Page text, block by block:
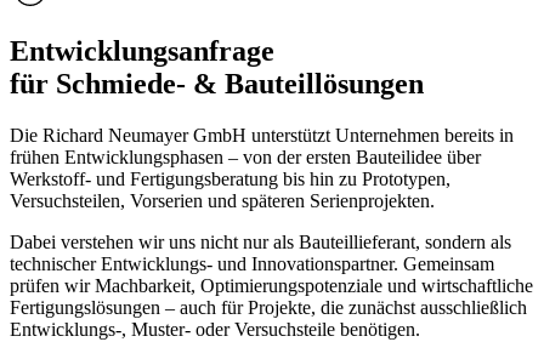
Entwicklungsanfrage
für Schmiede- & Bauteillösungen
Die Richard Neumayer GmbH unterstützt Unternehmen bereits in
frühen Entwicklungsphasen – von der ersten Bauteilidee über
Werkstoff- und Fertigungsberatung bis hin zu Prototypen,
Versuchsteilen, Vorserien und späteren Serienprojekten.
Dabei verstehen wir uns nicht nur als Bauteillieferant, sondern als
technischer Entwicklungs- und Innovationspartner. Gemeinsam
prüfen wir Machbarkeit, Optimierungspotenziale und wirtschaftliche
Fertigungslösungen – auch für Projekte, die zunächst ausschließlich
Entwicklungs-, Muster- oder Versuchsteile benötigen.